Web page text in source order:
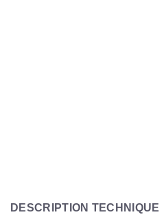
DESCRIPTION TECHNIQUE